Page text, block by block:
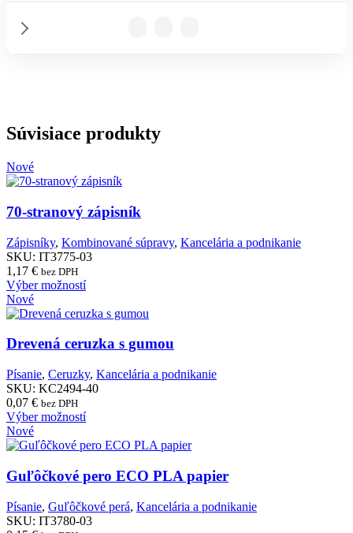
Poznámka:
PARAMETRE
Poznámka:
PARAMETRE
Poznámka:
Súvisiace produkty
Nové
70-stranový zápisník
Zápisníky, Kombinované súpravy, Kancelária a podnikanie
SKU: IT3775-03
1,17 € bez DPH
Výber možnostíTento
má
variantov.
Možnosti
si
môžete
na
stránke
produktu.
Nové
Drevená ceruzka s gumou
Písanie, Ceruzky, Kancelária a podnikanie
SKU: KC2494-40
0,07 € bez DPH
Výber možnostíTento
má
variantov.
Možnosti
môžete
vybrať
Nové
Guľôčkové pero ECO PLA papier
Písanie, Guľôčkové perá, Kancelária a podnikanie
SKU: IT3780-03